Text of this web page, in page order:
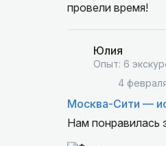
провели время!
Юлия
Опыт: 6
4
Москва-Сити —
Нам понравилась